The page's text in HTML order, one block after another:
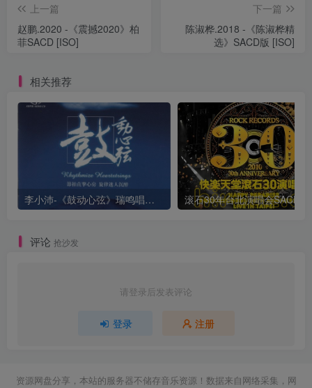
上一篇
赵鹏.2020 -《震撼2020》柏
菲SACD [ISO]
下一篇
陈淑桦.2018 -《陈淑桦精
选》SACD版 [ISO]
相关推荐
李小沛-《鼓动心弦》瑞鸣唱片 DSD DFF
评论 抢沙发
请登录后发表评论
登录 注册
资源网盘分享，本站的服务器不储存音乐资源！数据来自网络采集，网